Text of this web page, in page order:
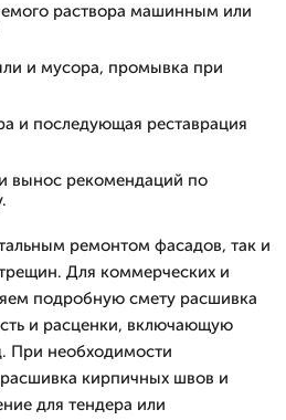
раствора машинным или
и мусора, промывка при
и последующая реставрация
вынос рекомендаций по
ремонтом фасадов, так и
Для коммерческих и
подробную смету расшивка
и расценки, включающую
При необходимости
кирпичных швов и
для тендера или